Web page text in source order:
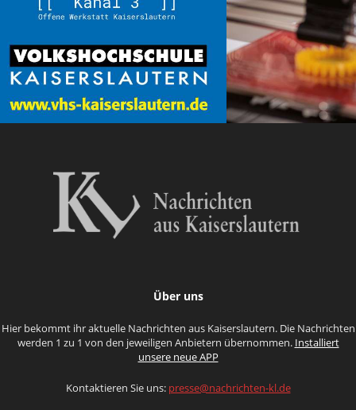
Über uns
Hier bekommt ihr aktuelle Nachrichten aus Kaiserslautern. Die Nachrichten
werden 1 zu 1 von den jeweiligen Anbietern übernommen. Installiert
unsere neue APP
Kontaktieren Sie uns: presse@nachrichten-kl.de